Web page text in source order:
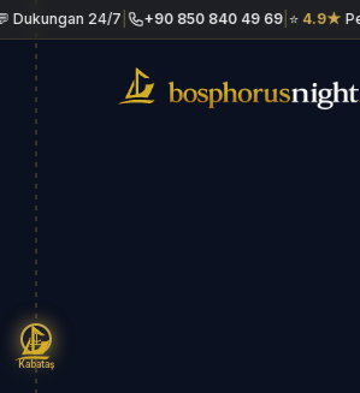
Kabataş
24/7| +90 850 840 49 69 |⭐4.9★Peringkat|